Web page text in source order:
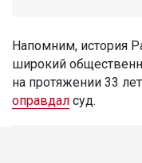
Напомним, история
широкий
на протяжении 33
оправдал суд.